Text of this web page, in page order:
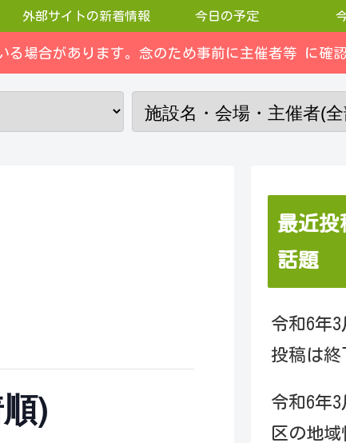
外部サイトの新着情報 今日の予定
場合があります。念のため事前に主催者等 に確
)
最近投
話題
令和6年
投稿は終
令和6年
区の地